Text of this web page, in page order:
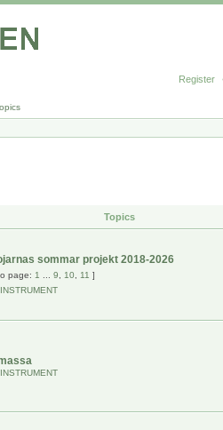
Register
Topics
sommar projekt 2018-2026
page: 1 9 10 11 ]